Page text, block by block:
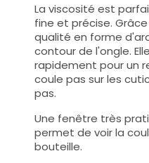
La viscosité est
fine et précise.
qualité en forme
contour de l'ongle.
rapidement pour un
coule pas sur les
pas.
Une fenêtre très
permet de voir la
bouteille.